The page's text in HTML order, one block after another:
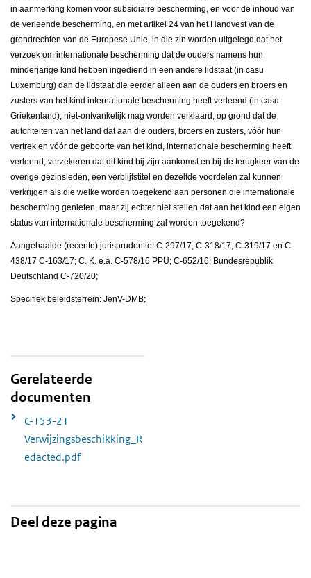
in aanmerking komen voor subsidiaire bescherming, en voor de inhoud van
de verleende bescherming, en met artikel 24 van het Handvest van de
grondrechten van de Europese Unie, in die zin worden uitgelegd dat het
verzoek om internationale bescherming dat de ouders namens hun
minderjarige kind hebben ingediend in een andere lidstaat (in casu
Luxemburg) dan de lidstaat die eerder alleen aan de ouders en broers en
zusters van het kind internationale bescherming heeft verleend (in casu
Griekenland), niet-ontvankelijk mag worden verklaard, op grond dat de
autoriteiten van het land dat aan die ouders, broers en zusters, vóór hun
vertrek en vóór de geboorte van het kind, internationale bescherming heeft
verleend, verzekeren dat dit kind bij zijn aankomst en bij de terugkeer van de
overige gezinsleden, een verblijfstitel en dezelfde voordelen zal kunnen
verkrijgen als die welke worden toegekend aan personen die internationale
bescherming genieten, maar zij echter niet stellen dat aan het kind een eigen
status van internationale bescherming zal worden toegekend?
Aangehaalde (recente) jurisprudentie: C-297/17; C-318/17, C-319/17 en C-
438/17 C-163/17; C. K. e.a. C-578/16 PPU; C-652/16; Bundesrepublik
Deutschland C-720/20;
Specifiek beleidsterrein: JenV-DMB;
Gerelateerde
documenten
C-153-21
Verwijzingsbeschikking_R
edacted.pdf
Deel deze pagina